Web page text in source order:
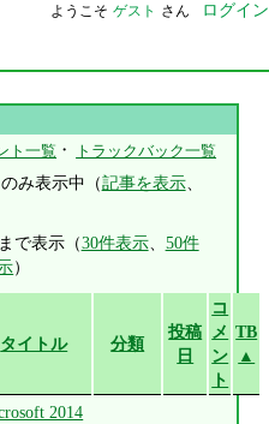
ようこそ ゲスト さん ログイン
ト一覧 ・ トラックバック一覧
み表示中（記事を表示、
で表示（30件表示、 50件
）
タイトル 分類
投稿
日
コ
メ
ン
ト
TB
▲
2014